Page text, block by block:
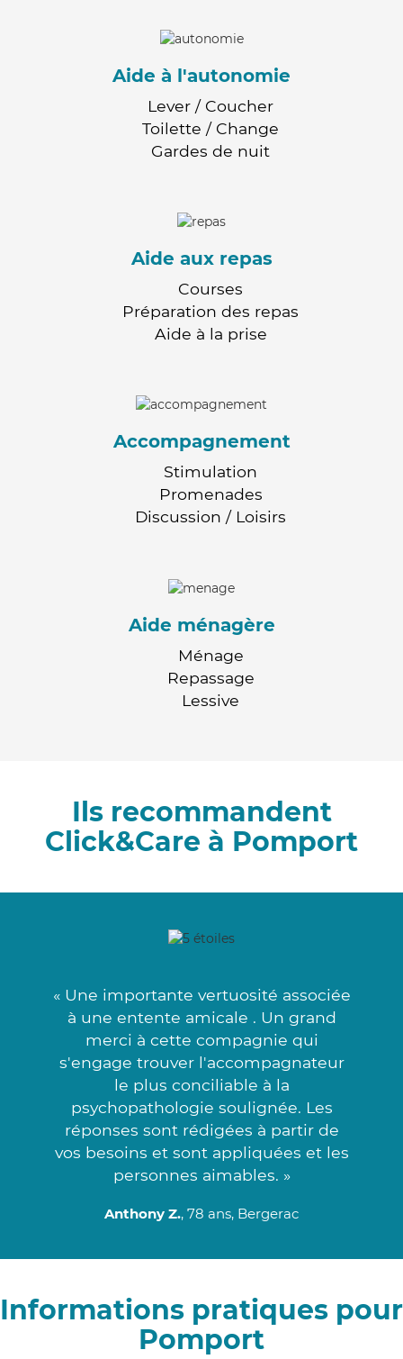
Aide à l'autonomie
Lever / Coucher
Toilette / Change
Gardes de nuit
Aide aux repas
Courses
Préparation des repas
Aide à la prise
Accompagnement
Stimulation
Promenades
Discussion / Loisirs
Aide ménagère
Ménage
Repassage
Lessive
Ils recommandent
Click&Care à Pomport
« Une importante vertuosité associée
à une entente amicale . Un grand
merci à cette compagnie qui
s'engage trouver l'accompagnateur
le plus conciliable à la
psychopathologie soulignée. Les
réponses sont rédigées à partir de
vos besoins et sont appliquées et les
personnes aimables. »
Anthony Z., 78 ans, Bergerac
Informations pratiques pour
Pomport